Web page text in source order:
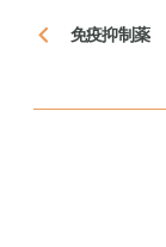
免疫抑制薬